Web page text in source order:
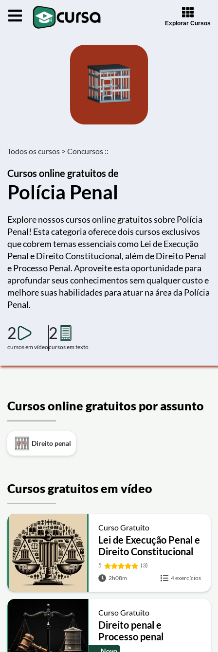
Explorar Cursos
Todos os cursos > Concursos ::
Cursos online gratuitos de
Polícia Penal
Explore nossos cursos online gratuitos sobre Polícia
Penal! Esta categoria oferece dois cursos exclusivos
que cobrem temas essenciais como Lei de Execução
Penal e Direito Constitucional, além de Direito Penal
e Processo Penal. Aproveite esta oportunidade para
aprofundar seus conhecimentos sem qualquer custo e
melhore suas habilidades para atuar na área da Polícia
Penal.
2
cursos em vídeo
2
cursos em texto
Cursos online gratuitos por assunto
Direito penal
Cursos gratuitos em vídeo
Curso Gratuito
Lei de Execução Penal e
Direito Constitucional
5
(3)
2h08m
4 exercícios
Curso Gratuito
Direito penal e
Processo penal